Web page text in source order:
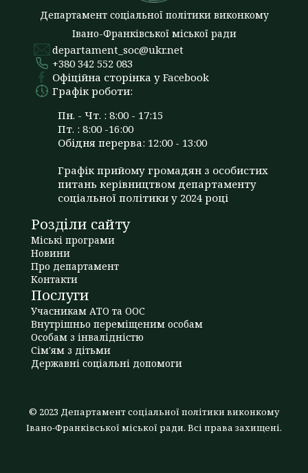
Департамент соціальної політики виконкому
Івано-Франківської міської ради
departament_soc@ukr.net
+380 342 552 083
Офіційна сторінка у Facebook
Графік роботи:
Пн. - Чт. : 8:00 - 17:15
Пт. : 8:00 -16:00
Обідня перерва: 12:00 - 13:00
Графік прийому громадян з особистих
питань керівництвом департаменту
соціальної політики у 2024 році
Розділи сайту
Міські програми
Новини
Про департамент
Контакти
Послуги
Учасникам АТО та ООС
Внутрішньо переміщеним особам
Особам з інвалідністю
Сім'ям з дітьми
Державні соціальні допомоги
© 2023 Департамент соціальної політики виконкому
Івано-Франківської міської ради. Всі права захищені.